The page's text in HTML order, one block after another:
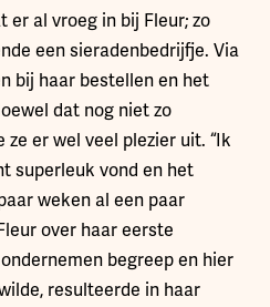
er al vroeg in bij Fleur; zo
een sieradenbedrijfje. Via
bij haar bestellen en het
dat nog niet zo
ze er wel veel plezier uit. “Ik
superleuk vond en het
weken al een paar
over haar eerste
begreep en hier
resulteerde in haar